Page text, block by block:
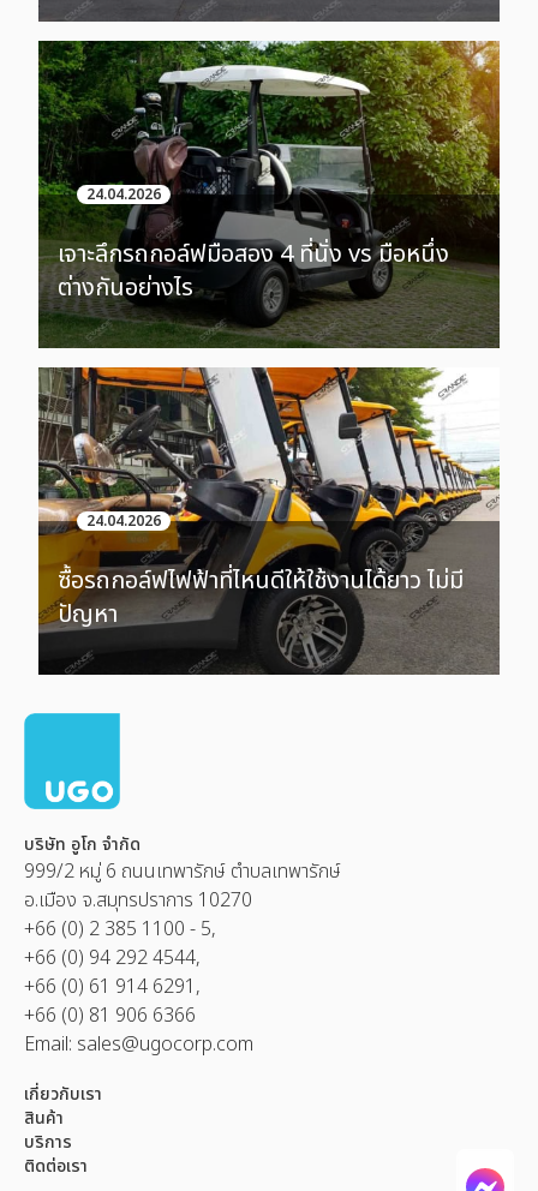
24.04.2026
เจาะลึกรถกอล์ฟมือสอง 4 ที่นั่ง vs มือหนึ่ง
ต่างกันอย่างไร
24.04.2026
ซื้อรถกอล์ฟไฟฟ้าที่ไหนดีให้ใช้งานได้ยาว ไม่มี
ปัญหา
บริษัท อูโก จำกัด
999/2 หมู่ 6 ถนนเทพารักษ์ ตำบลเทพารักษ์
อ.เมือง จ.สมุทรปราการ 10270
+66 (0) 2 385 1100 - 5,
+66 (0) 94 292 4544,
+66 (0) 61 914 6291,
+66 (0) 81 906 6366
Email: sales@ugocorp.com
เกี่ยวกับเรา
สินค้า
บริการ
ติดต่อเรา